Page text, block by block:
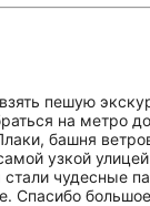
пешую
на метро
башня
узкой
стали
Спасибо